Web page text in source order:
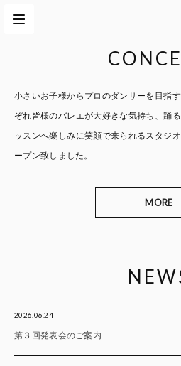
小さいお子様からプロのダンサーを目指す
ぞれ皆様のバレエが大好きな気持ち、踊
ッスンへ楽しみに笑顔で来られるスタジ
ープン致しました。
MORE
2026.06.24
第３回発表会のご案内